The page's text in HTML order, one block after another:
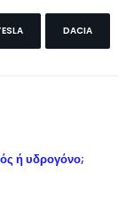
DACIA
ή υδρογόνο;